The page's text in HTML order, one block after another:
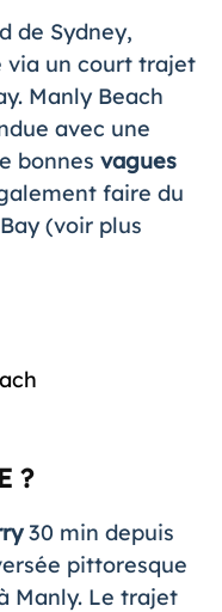
de Sydney,
via un court trajet
Manly Beach
avec une
bonnes vagues
faire du
(voir plus
?
30 min depuis
pittoresque
Manly. Le trajet